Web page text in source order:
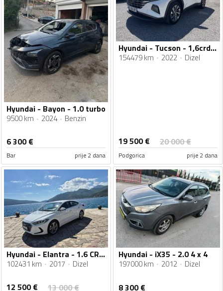
Hyundai - Bayon - 1.0 turbo
9500 km 2024 Benzin
6 300€
Bar prije 2 dana
Hyundai - Tucson - 1,6crdi automatik
154479 km 2022 Dizel
19 500€ 20 000€
Podgorica prije 2 dana
Hyundai - Elantra - 1.6 CRDi GLS
102431 km 2017 Dizel
12 500€ 13 000€
Hyundai - iX35 - 2.0 4 x 4
197000 km 2012 Dizel
8 300€